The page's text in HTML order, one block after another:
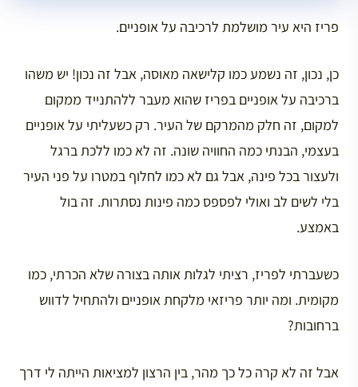
פריז היא עיר מושלמת לרכיבה על אופניים.
כן, נכון, זה נשמע כמו קלישאה מאוסה, אבל זה נכון! יש משהו
ברכיבה על אופניים בפריז שהוא מעבר ללהתנייד ממקום
למקום, זה חלק מהמרקם של העיר. רק כשעליתי על אופניים
בעצמי, הבנתי כמה החוויה שונה. זה לא כמו ללכת ברגל
ולעצור בכל פינה, אבל גם לא כמו לחלוף במטרו על פני העיר
בלי לשים לב ואולי לפספס כמה פינות נסתרות. זה בול
באמצע.
כשעברתי לפריז, רציתי לגלות אותה בצורה שלא הכרתי, כמו
מקומית. ומה יותר פריזאי מלקחת אופניים ולהתחיל לדווש
ברחובות?
אבל זה לא קרה כל כך מהר, בין הרצון למציאות הייתה לי דרך